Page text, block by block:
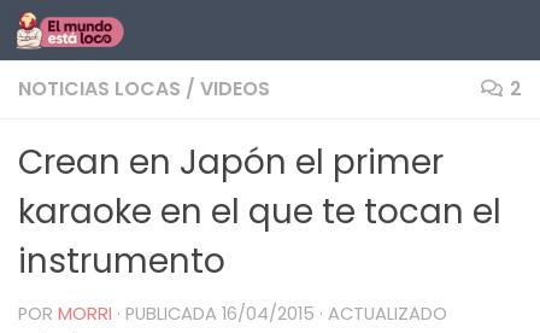
Saltar al contenido
NOTICIAS LOCAS / VIDEOS 2
Crean en Japón el primer
karaoke en el que te tocan el
instrumento
POR MORRI · PUBLICADA 16/04/2015 · ACTUALIZADO